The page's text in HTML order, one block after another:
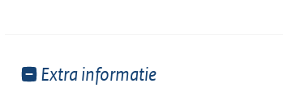
Toon
Extra informatie